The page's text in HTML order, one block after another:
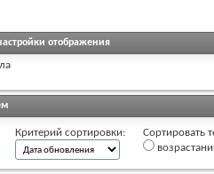
отображения
Критерий сортировки:
Сортировать